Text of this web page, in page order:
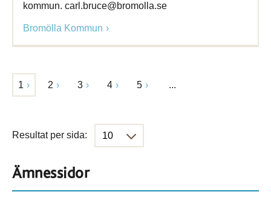
kommun. carl.bruce@bromolla.se
Bromölla Kommun
1 2 3 4 5 ...
Resultat per sida:
Ämnessidor